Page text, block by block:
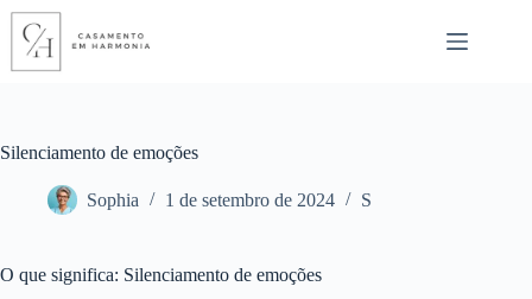
Pular
para
conteúdo
Silenciamento de emoções
Sophia 1 de setembro de 2024 S
O que significa: Silenciamento de emoções